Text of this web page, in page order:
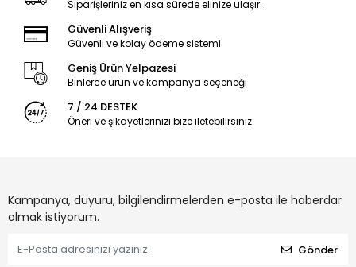
Siparişleriniz en kısa sürede elinize ulaşır.
Güvenli Alışveriş
Güvenli ve kolay ödeme sistemi
Geniş Ürün Yelpazesi
Binlerce ürün ve kampanya seçeneği
7 / 24 DESTEK
Öneri ve şikayetlerinizi bize iletebilirsiniz.
Kampanya, duyuru, bilgilendirmelerden e-posta ile haberdar
olmak istiyorum.
Gönder